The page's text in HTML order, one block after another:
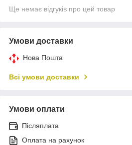
Ще немає відгуків про цей товар
Умови доставки
Нова Пошта
Всі умови доставки
Умови оплати
Післяплата
Оплата на рахунок